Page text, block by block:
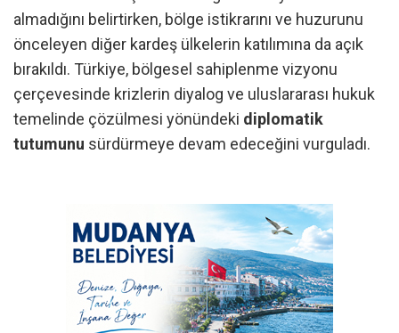
almadığını belirtirken, bölge istikrarını ve huzurunu
önceleyen diğer kardeş ülkelerin katılımına da açık
bırakıldı. Türkiye, bölgesel sahiplenme vizyonu
çerçevesinde krizlerin diyalog ve uluslararası hukuk
temelinde çözülmesi yönündeki diplomatik
tutumunu sürdürmeye devam edeceğini vurguladı.